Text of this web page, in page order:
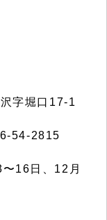
字堀口17-1
54-2815
16日、12月